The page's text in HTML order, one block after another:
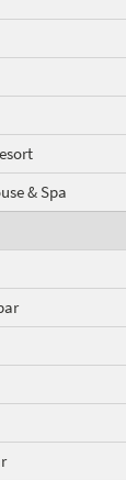
& Spa